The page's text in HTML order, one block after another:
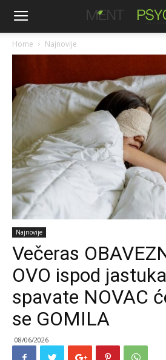
Home Najnovije
Najnovije
Večeras
OVO ispod
spavate NOVAC
se GOMILA
08/06/2026